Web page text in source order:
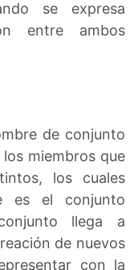
se expresa
entre ambos
de conjunto
miembros que
los cuales
es el conjunto
llega a
de nuevos
con la